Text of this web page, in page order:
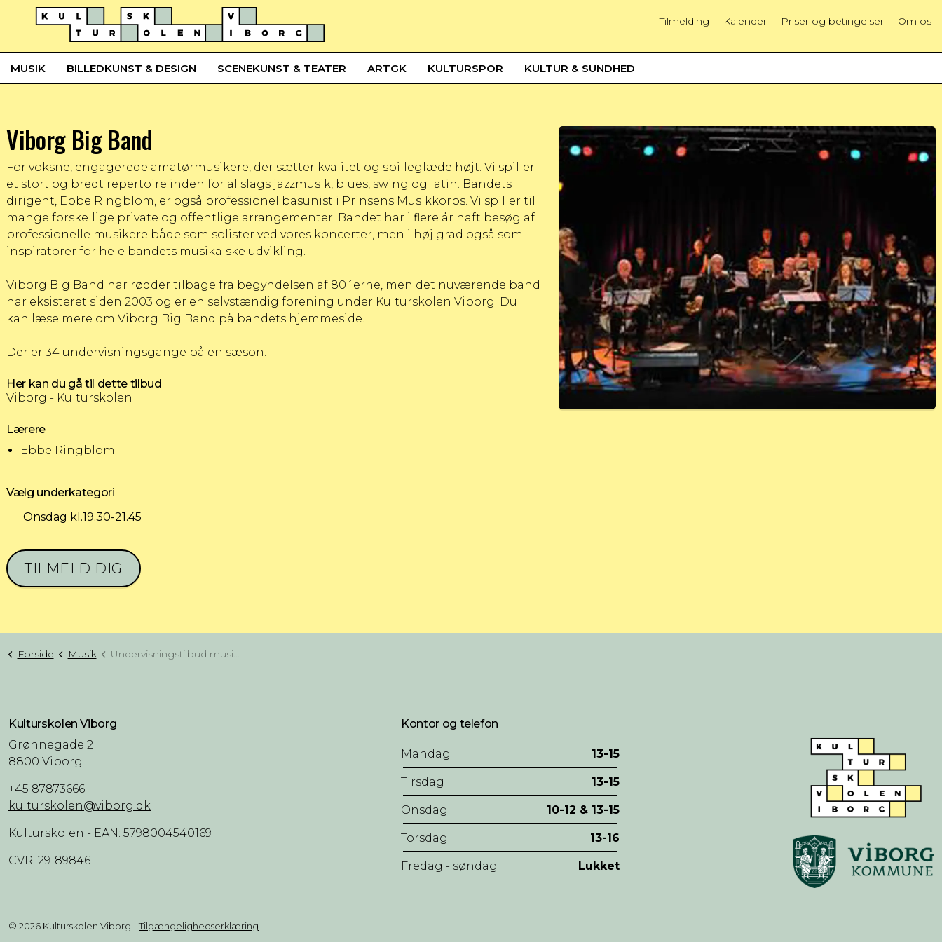
MUSIK BILLEDKUNST & DESIGN SCENEKUNST & TEATER ARTGK KULTURSPOR KULTUR & SUNDHED
Tilmelding Kalender Priser og betingelser Om os
Viborg Big Band
For voksne, engagerede amatørmusikere, der sætter kvalitet og spilleglæde højt. Vi spiller
et stort og bredt repertoire inden for al slags jazzmusik, blues, swing og latin. Bandets
dirigent, Ebbe Ringblom, er også professionel basunist i Prinsens Musikkorps. Vi spiller til
mange forskellige private og offentlige arrangementer. Bandet har i flere år haft besøg af
professionelle musikere både som solister ved vores koncerter, men i høj grad også som
inspiratorer for hele bandets musikalske udvikling.
Viborg Big Band har rødder tilbage fra begyndelsen af 80´erne, men det nuværende band
har eksisteret siden 2003 og er en selvstændig forening under Kulturskolen Viborg. Du
kan læse mere om Viborg Big Band på bandets hjemmeside.
Der er 34 undervisningsgange på en sæson.
Her kan du gå til dette tilbud
Viborg - Kulturskolen
Lærere
Ebbe Ringblom
Vælg underkategori
Onsdag kl.19.30-21.45
TILMELD DIG
Forside Musik Undervisningstilbud musik (NIV. 2)
Kulturskolen Viborg
Grønnegade 2
8800 Viborg
+45 87873666
kulturskolen@viborg.dk
Kulturskolen - EAN: 5798004540169
CVR: 29189846
Kontor og telefon
Mandag 13-15
Tirsdag 13-15
Onsdag 10-12 & 13-15
Torsdag 13-16
Fredag - søndag Lukket
© 2026 Kulturskolen Viborg Tilgængelighedserklæring